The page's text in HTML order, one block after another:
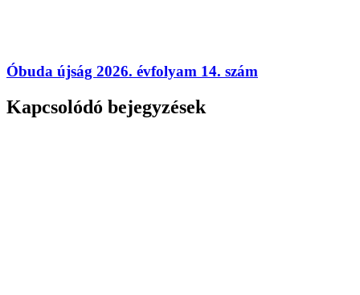
Óbuda újság 2026. évfolyam 14. szám
Kapcsolódó bejegyzések